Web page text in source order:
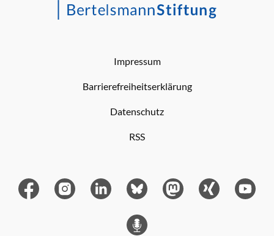
Impressum
Barrierefreiheitserklärung
Datenschutz
RSS